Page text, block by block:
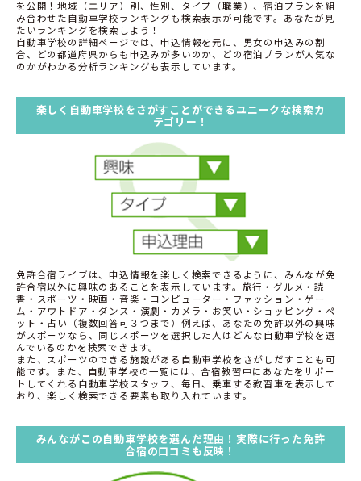
を公開！地域（エリア）別、性別、タイプ（職業）、宿泊プランを組
み合わせた自動車学校ランキングも検索表示が可能です。あなたが見
たいランキングを検索しよう！
自動車学校の詳細ページでは、申込情報を元に、男女の申込みの割
合、どの都道府県からも申込みが多いのか、どの宿泊プランが人気な
のかがわかる分析ランキングも表示しています。
楽しく自動車学校をさがすことができるユニークな検索カ
テゴリー！
免許合宿ライブは、申込情報を楽しく検索できるように、みんなが免
許合宿以外に興味のあることを表示しています。旅行・グルメ・読
書・スポーツ・映画・音楽・コンピューター・ファッション・ゲー
ム・アウトドア・ダンス・演劇・カメラ・お笑い・ショッピング・ペ
ット・占い（複数回答可３つまで）例えば、あなたの免許以外の興味
がスポーツなら、同じスポーツを選択した人はどんな自動車学校を選
んでいるのかを検索できます。
また、スポーツのできる施設がある自動車学校をさがしだすことも可
能です。また、自動車学校の一覧には、合宿教習中にあなたをサポー
トしてくれる自動車学校スタッフ、毎日、乗車する教習車を表示して
おり、楽しく検索できる要素も取り入れています。
みんながこの自動車学校を選んだ理由！実際に行った免許
合宿の口コミも反映！